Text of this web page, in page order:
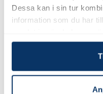
Dessa kan i sin tur
information som du har
nerifrån för att
tvättmedel.
om ytan kan ta
tränga in i